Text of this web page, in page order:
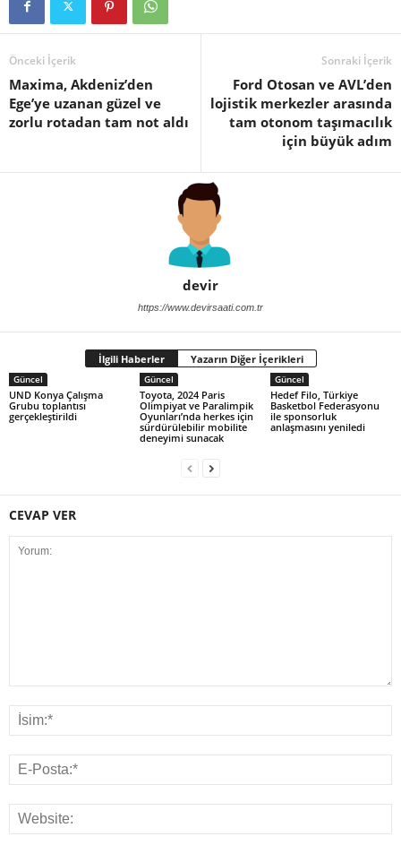
Önceki İçerik
Maxima, Akdeniz’den
Ege’ye uzanan güzel ve
zorlu rotadan tam not aldı
Sonraki İçerik
Ford Otosan ve AVL’den
lojistik merkezler arasında
tam otonom taşımacılık
için büyük adım
devir
https://www.devirsaati.com.tr
İlgili Haberler Yazarın Diğer İçerikleri
Güncel
UND Konya Çalışma
Grubu toplantısı
gerçekleştirildi
Güncel
Toyota, 2024 Paris
Olimpiyat ve Paralimpik
Oyunları’nda herkes için
sürdürülebilir mobilite
deneyimi sunacak
Güncel
Hedef Filo, Türkiye
Basketbol Federasyonu
ile sponsorluk
anlaşmasını yeniledi
CEVAP VER